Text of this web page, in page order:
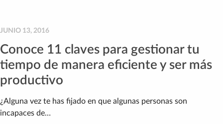
JUNIO 13, 2016
Conoce 11 claves para gestionar tu
tiempo de manera eficiente y ser más
productivo
¿Alguna vez te has fijado en que algunas personas son
incapaces de…